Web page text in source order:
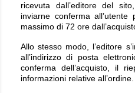
ricevuta dall’editore del
inviarne conferma
massimo di 72 ore
Allo stesso modo, l’editore
all’indirizzo di posta
conferma dell’acquisto, il
informazioni relative all’ordine.